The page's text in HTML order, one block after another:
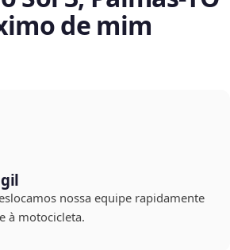
de mim
nossa equipe rapidamente
à motocicleta.